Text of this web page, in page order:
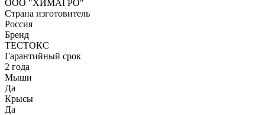
ООО "ХИМАГРО"
Страна изготовитель
Россия
Бренд
ТЕСТОКС
Гарантийный срок
2 года
Мыши
Да
Крысы
Да